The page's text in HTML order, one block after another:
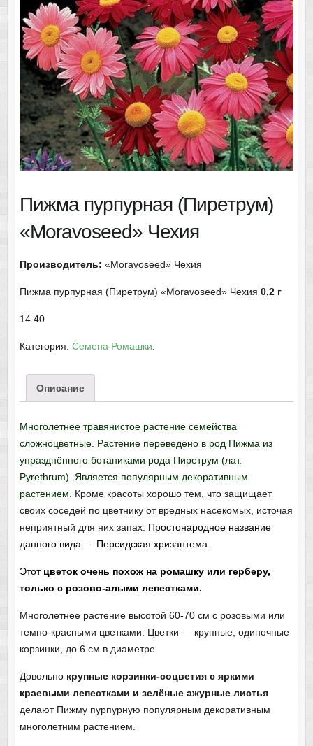
Пижма пурпурная (Пиретрум)
«Moravoseed» Чехия
Производитель: «Moravoseed» Чехия
Пижма пурпурная (Пиретрум) «Moravoseed» Чехия 0,2 г
14.40
Категория: Семена Ромашки.
Описание
Многолетнее травянистое растение семейства
сложноцветные. Растение переведено в род Пижма из
упразднённого ботаниками рода Пиретрум (лат.
Pyrethrum). Является популярным декоративным
растением.
Кроме красоты хорошо тем, что защищает
своих соседей по цветнику от вредных насекомых, источая
неприятный для них запах. Простонародное название
данного вида — Персидская хризантема
Этот цветок очень похож на ромашкуили герберу,
только с розово-алыми лепестками.
Многолетнее растение высотой 60-70 см с розовыми или
темно-красными цветками. Цветки — крупные, одиночные
корзинки, до 6 см в диаметре
Довольно крупные корзинки-соцветия с яркими
краевыми лепестками и зелёные ажурные листья
делают Пижму пурпурную популярным декоративным
многолетним растением.